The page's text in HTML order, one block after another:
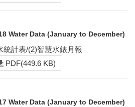
Water Data (January to December)
統計表/(2)智慧水錶月報
PDF(449.6 KB)
Water Data (January to December)